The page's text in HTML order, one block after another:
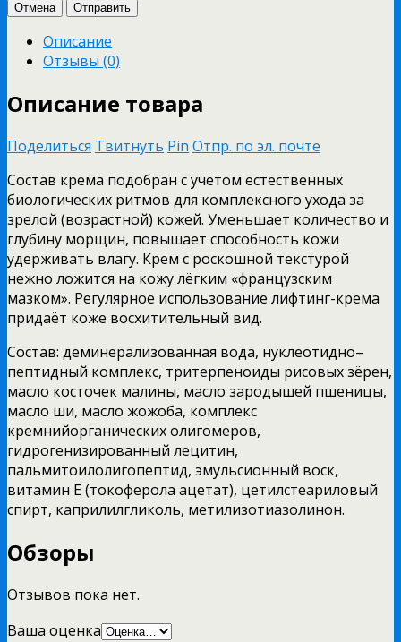
Отмена Отправить
Описание
Отзывы (0)
Описание товара
Поделиться Твитнуть Pin Отпр. по эл. почте
Состав крема подобран с учётом естественных
биологических ритмов для комплексного ухода за
зрелой (возрастной) кожей. Уменьшает количество и
глубину морщин, повышает способность кожи
удерживать влагу. Крем с роскошной текстурой
нежно ложится на кожу лёгким «французским
мазком». Регулярное использование лифтинг-крема
придаёт коже восхитительный вид.
Состав: деминерализованная вода, нуклеотидно–
пептидный комплекс, тритерпеноиды рисовых зёрен,
масло косточек малины, масло зародышей пшеницы,
масло ши, масло жожоба, комплекс
кремнийорганических олигомеров,
гидрогенизированный лецитин,
пальмитоилолигопептид, эмульсионный воск,
витамин Е (токоферола ацетат), цетилстеариловый
спирт, каприлилгликоль, метилизотиазолинон.
Обзоры
Отзывов пока нет.
Ваша оценка